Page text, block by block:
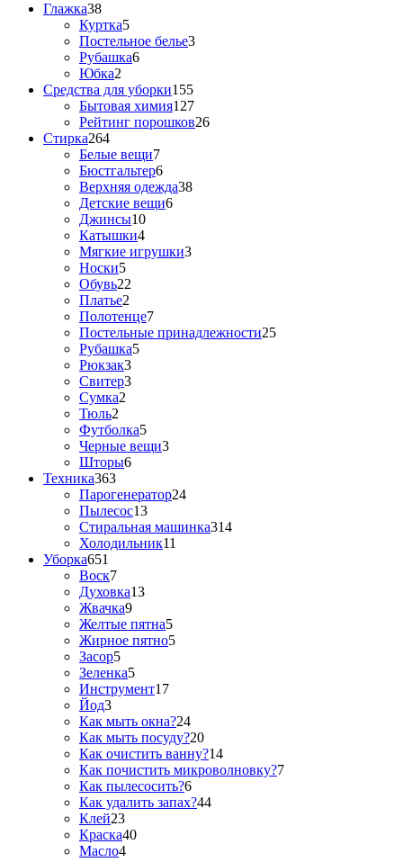
Глажка38
Куртка5
Постельное белье3
Рубашка6
Юбка2
Средства для уборки155
Бытовая химия127
Рейтинг порошков26
Стирка264
Белые вещи7
Бюстгальтер6
Верхняя одежда38
Детские вещи6
Джинсы10
Катышки4
Мягкие игрушки3
Носки5
Обувь22
Платье2
Полотенце7
Постельные принадлежности25
Рубашка5
Рюкзак3
Свитер3
Сумка2
Тюль2
Футболка5
Черные вещи3
Шторы6
Техника363
Парогенератор24
Пылесос13
Стиральная машинка314
Холодильник11
Уборка651
Воск7
Духовка13
Жвачка9
Желтые пятна5
Жирное пятно5
Засор5
Зеленка5
Инструмент17
Йод3
Как мыть окна?24
Как мыть посуду?20
Как очистить ванну?14
Как почистить микроволновку?7
Как пылесосить?6
Как удалить запах?44
Клей23
Краска40
Масло4